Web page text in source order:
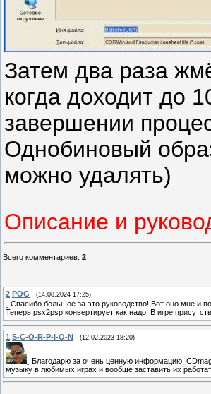
Затем два раза
когда доходит до
завершении
Однобиновый
можно удалять)
Описание и
Всего комментариев: 2
2 POG (14.08.2024 17:25)
Спасибо большое за это руководство! Вот оно мне и
Теперь psx2psp конвертирует как надо! В игре
1 S-C-O-R-P-I-O-N (12.02.2023 18:20)
Благодарю за очень ценную информацию,
музыку в любимых играх и вообще заставить их